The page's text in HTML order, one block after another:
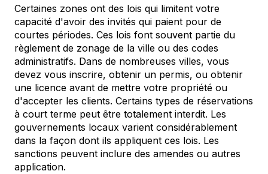
Certaines zones ont des lois qui limitent votre
capacité d'avoir des invités qui paient pour de
courtes périodes. Ces lois font souvent partie du
règlement de zonage de la ville ou des codes
administratifs. Dans de nombreuses villes, vous
devez vous inscrire, obtenir un permis, ou obtenir
une licence avant de mettre votre propriété ou
d'accepter les clients. Certains types de réservations
à court terme peut être totalement interdit. Les
gouvernements locaux varient considérablement
dans la façon dont ils appliquent ces lois. Les
sanctions peuvent inclure des amendes ou autres
application.